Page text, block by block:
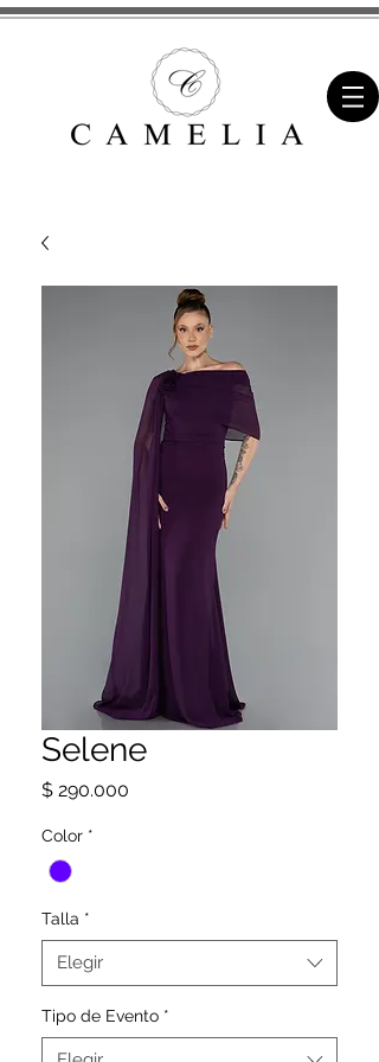
Selene
$ 290.000
Color *
Talla *
Elegir
Tipo de Evento *